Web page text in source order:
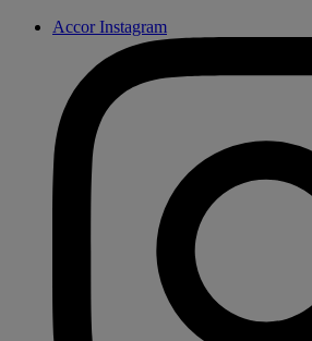
Accor Instagram